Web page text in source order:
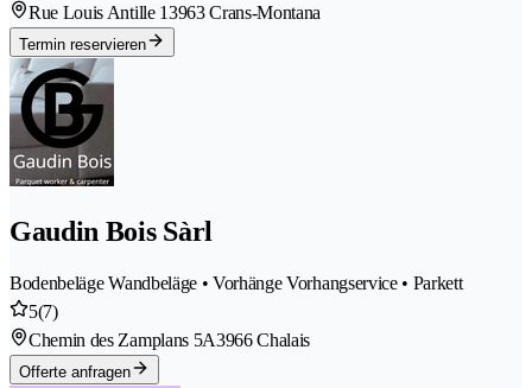
Rue Louis Antille 13963 Crans-Montana
Termin reservieren
Gaudin Bois Sàrl
Bodenbeläge Wandbeläge • Vorhänge Vorhangservice • Parkett
5(7)
Chemin des Zamplans 5A3966 Chalais
Offerte anfragen